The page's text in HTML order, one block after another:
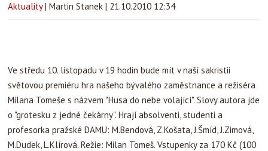
Aktuality | Martin Stanek | 21.10.2010 12:34
Ve středu 10. listopadu v 19 hodin bude mít v naší sakristii
světovou premiéru hra našeho bývalého zaměstnance a režiséra
Milana Tomeše s názvem "Husa do nebe volající". Slovy autora jde
o "grotesku z jedné čekárny". Hrají absolventi, studenti a
profesorka pražské DAMU: M.Bendová, Z.Košata, J.Šmíd, J.Zimová,
M.Dudek, L.Klírová. Režie: Milan Tomeš. Vstupenky za 170 Kč (100